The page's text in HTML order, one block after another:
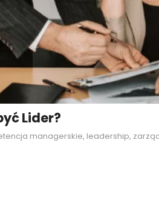
Lider?
managerskie, leadership,